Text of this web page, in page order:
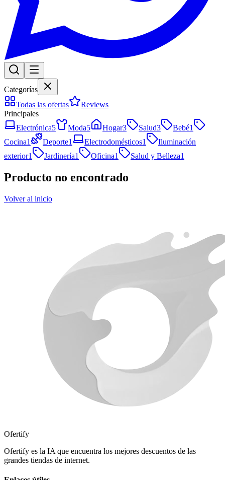
Categorías
Todas las ofertas
Reviews
Principales
Electrónica5 Moda5 Hogar3 Salud3 Bebé1
Cocina1 Deporte1 Electrodomésticos1
Iluminación
exterior1 Jardinería1 Oficina1 Salud y Belleza1
Producto no encontrado
Volver al inicio
Ofertify
Ofertify es la IA que encuentra los mejores descuentos de las
grandes tiendas de internet.